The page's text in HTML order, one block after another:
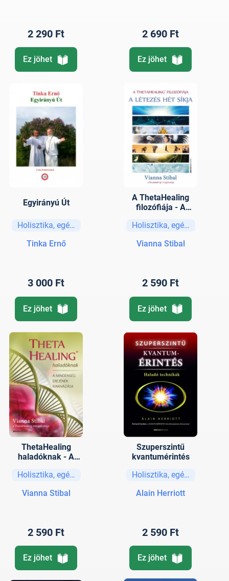
2 290 Ft
Ez jöhet
2 690 Ft
Ez jöhet
Egyirányú Út
Holisztika, egészség
Tinka Ernő
3 000 Ft
Ez jöhet
A ThetaHealing
filozófiája - A
Holisztika, egészség
Vianna Stibal
2 590 Ft
Ez jöhet
ThetaHealing
haladóknak - A
erejének
Holisztika, egészség
Vianna Stibal
2 590 Ft
Ez jöhet
Szuperszintű
kvantumérintés
Holisztika, egészség
Alain Herriott
2 590 Ft
Ez jöhet